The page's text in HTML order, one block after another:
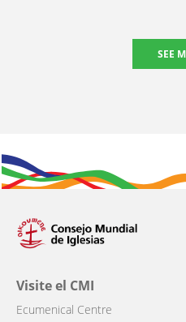
SEE
Visite el CMI
Ecumenical Centre